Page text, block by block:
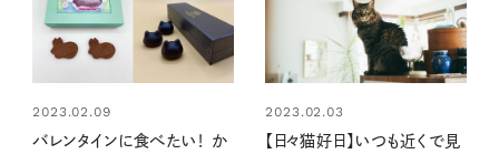
2023.02.09
バレンタインに食べたい！ か
2023.02.03
【日々猫好日】いつも近くで見